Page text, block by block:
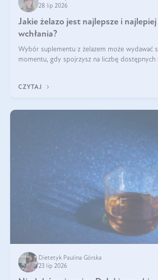
28 lip 2026
Jakie żelazo jest najlepsze i najlepiej
wchłania?
Wybór suplementu z żelazem może wydawać
momentu, gdy spojrzysz na liczbę dostępnych
zawierać suplement?
CZYTAJ
Dietetyk Paulina Górska
23 lip 2026